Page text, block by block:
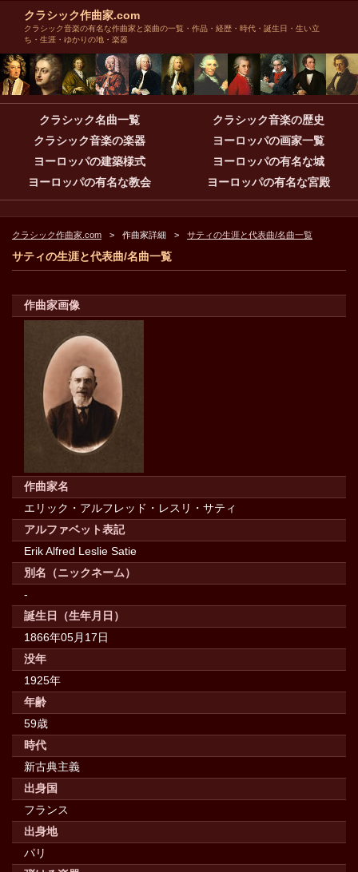
クラシック作曲家.com
クラシック音楽の有名な作曲家と楽曲の一覧・作品・経歴・時代・誕生日・生い立
ち・生涯・ゆかりの地・楽器
クラシック名曲一覧
クラシック音楽の歴史
クラシック音楽の楽器
ヨーロッパの画家一覧
ヨーロッパの建築様式
ヨーロッパの有名な城
ヨーロッパの有名な教会
ヨーロッパの有名な宮殿
クラシック作曲家.com 作曲家詳細 サティの生涯と代表曲/名曲一覧
サティの生涯と代表曲/名曲一覧
作曲家画像
作曲家名
エリック・アルフレッド・レスリ・サティ
アルファベット表記
Erik Alfred Leslie Satie
別名（ニックネーム）
-
誕生日（生年月日）
1866年05月17日
没年
1925年
年齢
59歳
時代
新古典主義
出身国
フランス
出身地
パリ